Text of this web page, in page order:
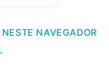
NAVEGADOR